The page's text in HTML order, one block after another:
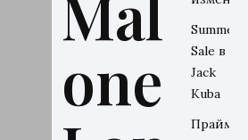
one
Summer
Sale в
Jack
Kuba
Прайм-